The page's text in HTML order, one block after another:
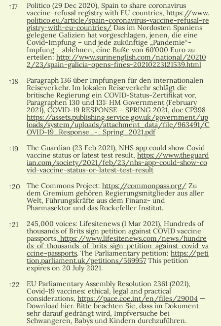
↑17
Politico (29 Dec 2020), Spain to share coronavirus
vaccine-refusal registry with EU countries, https://www.
politico.eu/article/spain-coronavirus-vaccine-refusal-re
gistry-with-eu-countries/ Das im Nordosten Spaniens
gelegene Galizien hat vorgeschlagen, jenen, die eine
Covid-Impfung – und jede zukünftige „Pandemie“-
Impfung – ablehnen, eine Buße von 60’000 Euro zu
erteilen: http://www.surinenglish.com/national/20210
2/23/spain-galicia-opens-fines-20210223121539.html
↑18
Paragraph 136 über Impfungen für den internationalen
Reiseverkehr. Im lokalen Reiseverkehr schlägt die
britische Regierung ein COVID-Status-Zertifikat vor,
Paragraphen 130 und 131: HM Government (February
2021), COVID-19 RESPONSE – SPRING 2021, doc CP398
https://assets.publishing.service.gov.uk/government/up
loads/system/uploads/attachment_data/file/963491/C
OVID-19_Response_-_Spring_2021.pdf
↑19
The Guardian (23 Feb 2021), NHS app could show Covid
vaccine status or latest test result, https://www.theguard
ian.com/society/2021/feb/23/nhs-app-could-show-co
vid-vaccine-status-or-latest-test-result
↑20 The Commons Project: https://commonpass.org/ Zu
dem Gremium gehören Regierungsmitglieder aus aller
Welt, Führungskräfte aus dem Finanz- und
Pharmasektor und das Rockefeller Institut.
↑21
245,000 voices: Lifesitenews (1 Mar 2021), Hundreds of
thousands of Brits sign petition against COVID vaccine
passports, https://www.lifesitenews.com/news/hundre
ds-of-thousands-of-brits-sign-petition-against-covid-va
ccine-passports. The Parliamentary petition: https://peti
tion.parliament.uk/petitions/569957This petition
expires on 20 July 2021.
↑22
EU Parliamentary Assembly Resolution 2361 (2021),
Covid-19 vaccines: ethical, legal and practical
considerations, https://pace.coe.int/en/files/29004 —
Download hier. Bitte beachten Sie, dass im Dokument
sehr darauf gedrängt wird, Impfversuche bei
Schwangeren, Babys und Kindern durchzuführen.